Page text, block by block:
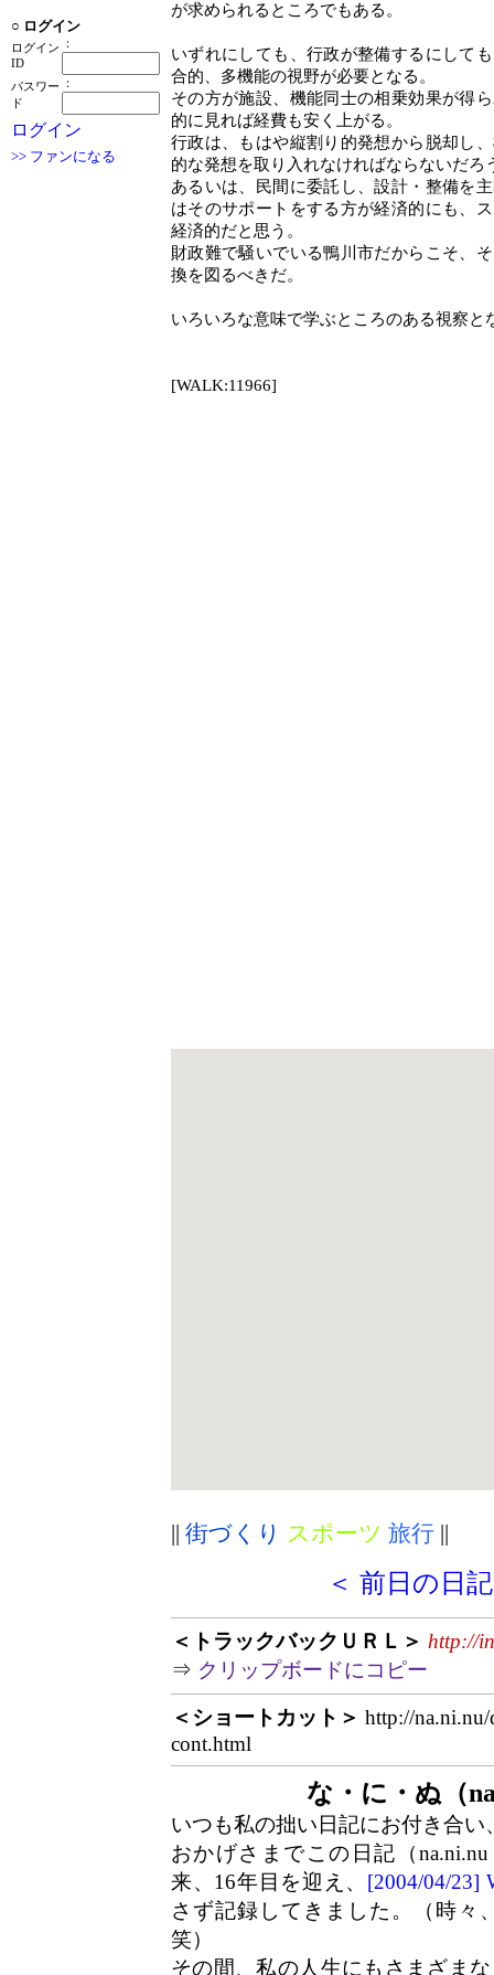
○ ログイン
ログイン
ID
：
パスワー
ド
：
ログイン
>> ファンになる
が求められるところでもある。
いずれにしても、行政が整備するにして
合的、多機能の視野が必要となる。
その方が施設、機能同士の相乗効果が得
的に見れば経費も安く上がる。
行政は、もはや縦割り的発想から脱却し
的な発想を取り入れなければならないだろ
あるいは、民間に委託し、設計・整備を
はそのサポートをする方が経済的にも、
経済的だと思う。
財政難で騒いでいる鴨川市だからこそ、
換を図るべきだ。
いろいろな意味で学ぶところのある視察と
[WALK:11966]
|| 街づくり スポーツ 旅行 ||
＜ 前日の日記
＜トラックバックＵＲＬ＞ http://
⇒ クリップボードにコピー
＜ショートカット＞ http://
cont.html
な・に・ぬ（
いつも私の拙い日記にお付き合
おかげさまでこの日記（
来、16年目を迎え、 [2004/04/23]
さず記録してきました。（時々
笑）
その間、私の人生にもさまざま